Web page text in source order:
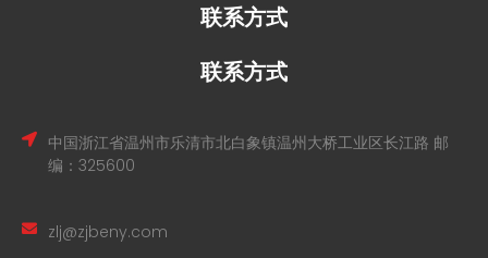
联系方式
联系方式
中国浙江省温州市乐清市北白象镇温州大桥工业区长江路 邮
编：325600
zlj@zjbeny.com